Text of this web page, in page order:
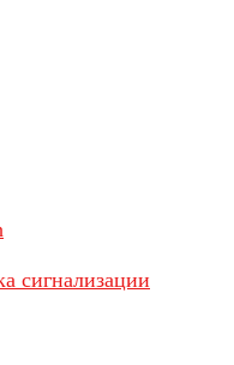
сигнализации